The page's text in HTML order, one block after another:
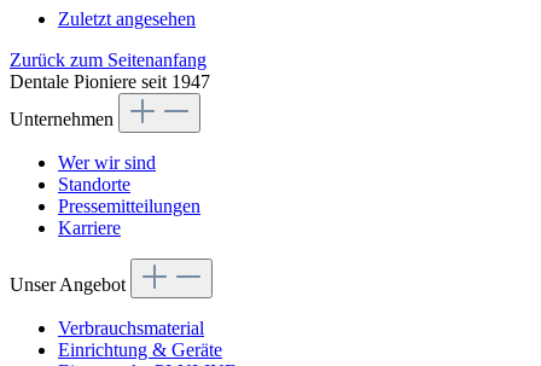
Zuletzt angesehen
Zurück zum Seitenanfang
Dentale Pioniere seit 1947
Unternehmen
Wer wir sind
Standorte
Pressemitteilungen
Karriere
Unser Angebot
Verbrauchsmaterial
Einrichtung & Geräte